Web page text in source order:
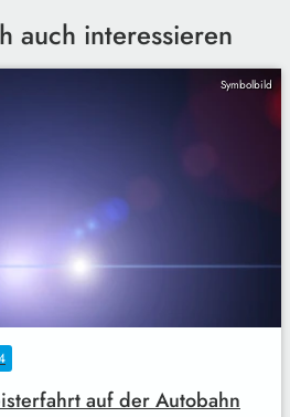
auch interessieren
Symbolbild
auf der Autobahn